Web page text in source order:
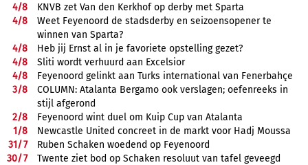
4/8
KNVB zet Van den Kerkhof op derby met Sparta
4/8
Weet Feyenoord de stadsderby en seizoensopener te
winnen van Sparta?
4/8
Heb jij Ernst al in je favoriete opstelling gezet?
4/8
Sliti wordt verhuurd aan Excelsior
4/8
Feyenoord gelinkt aan Turks international van Fenerbahçe
3/8
COLUMN: Atalanta Bergamo ook verslagen; oefenreeks in
stijl afgerond
2/8
Feyenoord wint duel om Kuip Cup van Atalanta
1/8
Newcastle United concreet in de markt voor Hadj Moussa
31/7
Ruben Schaken woedend op Feyenoord
30/7
Twente ziet bod op Schaken resoluut van tafel geveegd